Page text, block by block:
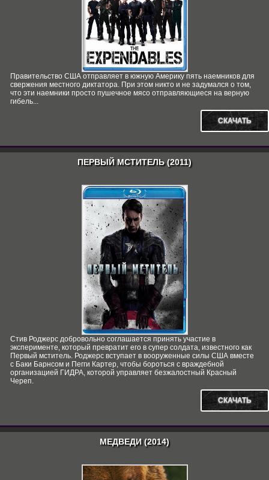
Правительство США отправляет в южную Америку пять наемников для
свержения местного диктатора. При этом никто и не задумался о том,
что эти наемники просто пушечное мясо отправляющиеся на верную
гибель...
СКАЧАТЬ
ПЕРВЫЙ МСТИТЕЛЬ (2011)
Стив Роджерс добровольно соглашается принять участие в
эксперименте, который превратит его в супер солдата, известного как
Первый мститель. Роджерс вступает в вооруженные силы США вместе
с Баки Барнсом и Пегги Картер, чтобы бороться с враждебной
организацией ГИДРА, которой управляет безжалостный Красный
Череп.
СКАЧАТЬ
МЕДВЕДИ (2014)